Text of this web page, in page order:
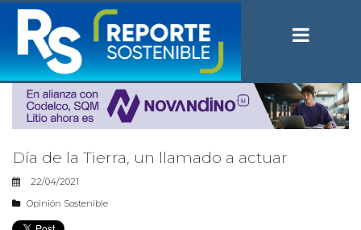
Día de la Tierra, un llamado a actuar
22/04/2021
Opinión Sostenible